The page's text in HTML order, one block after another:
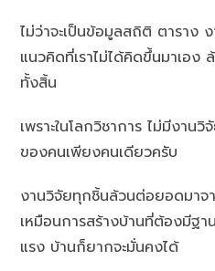
ไม่ว่าจะเป็นข้อมูลสถิติ ตาราง
แนวคิดที่เราไม่ได้คิดขึ้นมาเอง
ทั้งสิ้น
เพราะในโลกวิชาการ ไม่มีงาน
ของคนเพียงคนเดียวครับ
งานวิจัยทุกชิ้นล้วนต่อยอดมาจ
เหมือนการสร้างบ้านที่ต้องมีฐ
แรง บ้านก็ยากจะมั่นคงได้